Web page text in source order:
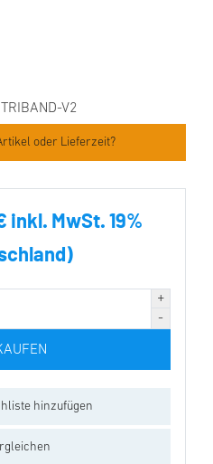
V2
oder Lieferzeit?
inkl. MwSt. 19%
hinzufügen